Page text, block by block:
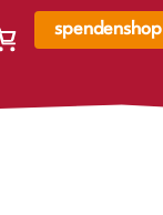
Warenkorb,
ist
spendenshop